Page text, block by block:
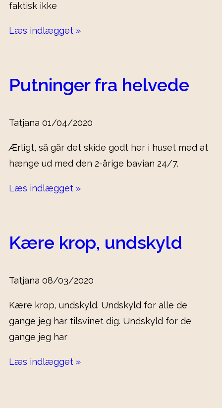
faktisk ikke
Læs indlægget »
Putninger fra helvede
Tatjana 01/04/2020
Ærligt, så går det skide godt her i huset med at
hænge ud med den 2-årige bavian 24/7.
Læs indlægget »
Kære krop, undskyld
Tatjana 08/03/2020
Kære krop, undskyld. Undskyld for alle de
gange jeg har tilsvinet dig. Undskyld for de
gange jeg har
Læs indlægget »